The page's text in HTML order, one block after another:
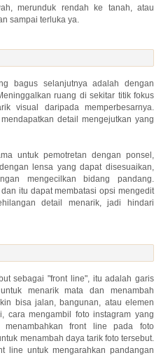
merunduk rendah ke tanah, atau
sampai terluka ya.
bagus selanjutnya adalah dengan
ruang di sekitar titik fokus
visual daripada memperbesarnya.
detail mengejutkan yang
untuk pemotretan dengan ponsel,
lensa yang dapat disesuaikan,
mengecilkan bidang pandang.
itu dapat membatasi opsi mengedit
detail menarik, jadi hindari
sebagai "front line", itu adalah garis
menarik mata dan menambah
bisa jalan, bangunan, atau elemen
cara mengambil foto instagram yang
front line pada foto
menambah daya tarik foto tersebut.
line untuk mengarahkan pandangan